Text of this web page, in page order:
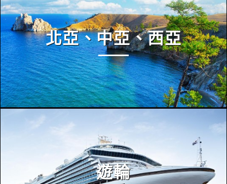
北亞、中亞、西亞
遊輪